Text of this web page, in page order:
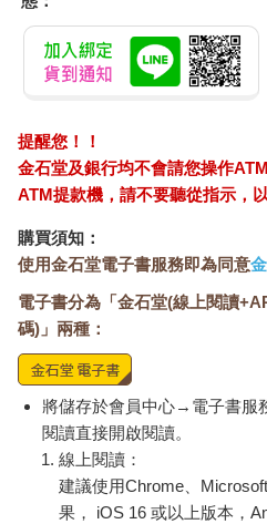
以前我們總嫌臺灣沒有國際新聞，
了一個半小時，電視臺放送的國際
實臺灣有許多國際新聞可看。（
論：臺灣是有國際新聞的，而且願
既然如此，為什麼我們還是覺得國
的媒體之間，彷彿米開朗基羅的〈
指，卻總是觸碰不到、遍尋不著。
有國際新聞了，國際新聞從業人員
的距離，就是我就在每天晚上七點
國際新聞，但你卻不知道我在這裡。
一定是哪裡出了問題。
第一個癥結點在於過度分散。
我們剛剛講了這麼多電視臺節目，
資源放到〈附錄〉做為延伸閱讀
提醒您！！
金石堂及銀行均不會請您操作
ATM提款機，請不要聽從指示，
購買須知：
使用金石堂電子書服務即為同意
電子書分為「金石堂(線上閱讀
碼)」兩種：
將儲存於會員中心→電子書服
閱讀直接開啟閱讀。
線上閱讀：
建議使用Chrome、
果， iOS 16 或以上版本，